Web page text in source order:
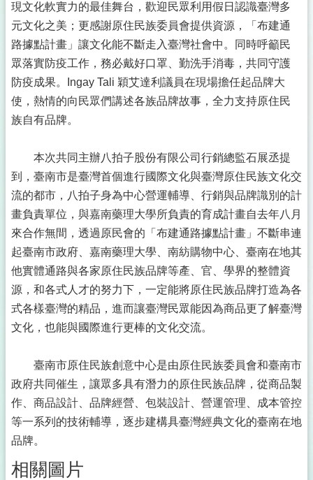
現文化軟實力的最佳舞台，歡迎民眾利用假日認識臺灣多
元文化之美；更感謝原住民族委員會提供資源，「布建通
路據點計畫」讓文化能不斷走入臺灣社會中。同時呼籲民
眾落實防疫工作，務必戴好口罩、勤洗手消毒，共同守護
防疫成果。Ingay Tali 穎艾達利議員在現場擔任起品牌大
使，熱情的向民眾們講述各族品牌故事，全力支持原住民
族自有品牌。
本次共同主辦八拍子股份有限公司行銷總監石展丞提
到，臺南市是臺灣首個進行國際文化與臺灣原住民族文化交
流的都市，八拍子身為中心營運輔導、行銷與品牌識別的計
畫負責單位，與嘉南藥理大學所負責的育成計畫自去年八月
來合作無間，透過原民會的「布建通路據點計畫」不斷串連
起臺南市政府、嘉南藥理大學、南紡購物中心、臺南在地其
他實體通路與各家原住民族品牌等產、官、學界的整體資
源，和各式人才的努力下，一定能將原住民族品牌打造為各
式各樣臺灣的精品，進而讓臺灣民眾能因為商品更了解臺灣
文化，也能與國際進行更棒的文化交流。
臺南市原住民族創意中心是由原住民族委員會和臺南市
政府共同催生，讓眾多具有潛力的原住民族品牌，從商品製
作、商品設計、品牌經營、包裝設計、營運管理、成本管控
等一系列的技術輔導，逐步建構具臺灣經典文化的臺南在地
品牌。
相關圖片